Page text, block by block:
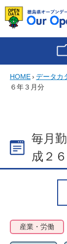
HOME› データカ
６年３月分
毎月
成２
産業・労働